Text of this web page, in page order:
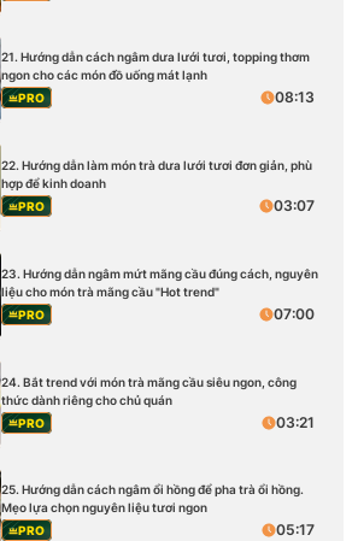
21. Hướng dẫn cách ngâm dưa lưới tươi, topping thơm
ngon cho các món đồ uống mát lạnh
PRO
08:13
22. Hướng dẫn làm món trà dưa lưới tươi đơn giản, phù
hợp để kinh doanh
PRO
03:07
23. Hướng dẫn ngâm mứt mãng cầu đúng cách, nguyên
liệu cho món trà mãng cầu "Hot trend"
PRO
07:00
24. Bắt trend với món trà mãng cầu siêu ngon, công
thức dành riêng cho chủ quán
PRO
03:21
25. Hướng dẫn cách ngâm ổi hồng để pha trà ổi hồng.
Mẹo lựa chọn nguyên liệu tươi ngon
PRO
05:17